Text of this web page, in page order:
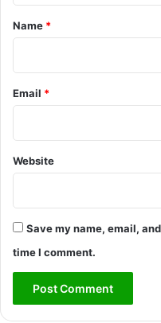
*
Name *
Email *
Website
Save my name, email,
time I comment.